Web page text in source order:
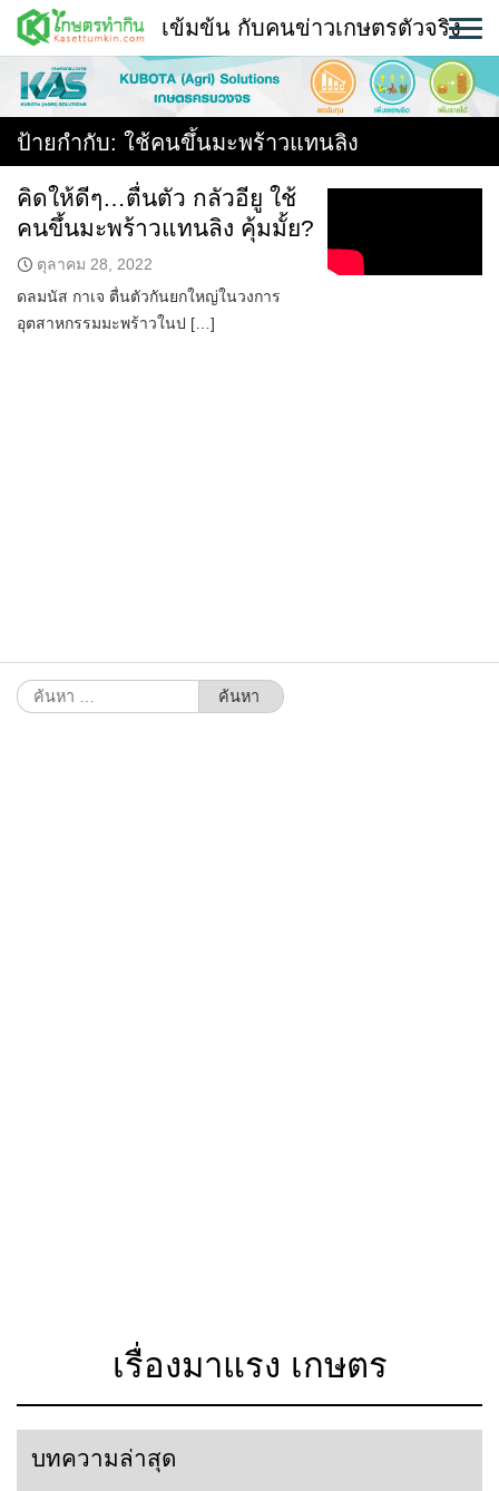
Skip
content
พืช
หน้าแรก
แวดวงเกษตร
ใคร ทำอะไร ที่ไหน
สถานีข่าววันนี้
เข้มข้น กับคนข่าวเกษตรตัวจริง
ป้ายกำกับ: ใช้คนขึ้นมะพร้าวแทนลิง
คิดให้ดีๆ…ตื่นตัว กลัวอียู ใช้
คนขึ้นมะพร้าวแทนลิง คุ้มมั้ย?
ตุลาคม 28, 2022
ดลมนัส กาเจ ตื่นตัวกันยกใหญ่ในวงการ
อุตสาหกรรมมะพร้าวในป […]
ค้นหา
สำหรับ:
เรื่องมาแรง เกษตร
บทความล่าสุด